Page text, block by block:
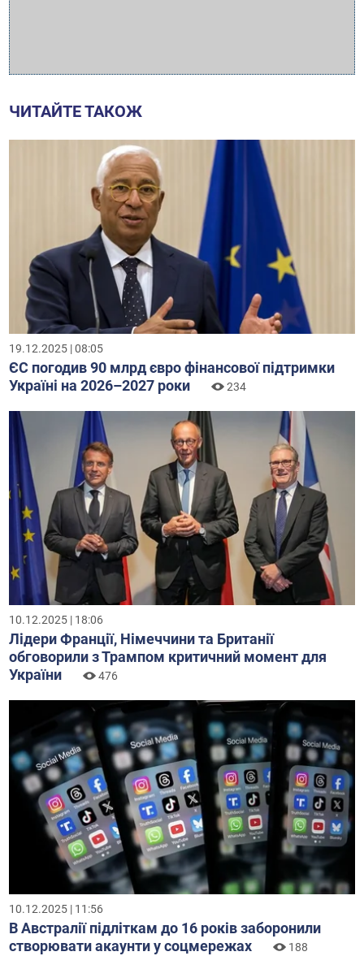
ЧИТАЙТЕ ТАКОЖ
19.12.2025 | 08:05
ЄС погодив 90 млрд євро фінансової підтримки
Україні на 2026–2027 роки
234
10.12.2025 | 18:06
Лідери Франції, Німеччини та Британії
обговорили з Трампом критичний момент для
України
476
10.12.2025 | 11:56
В Австралії підліткам до 16 років заборонили
створювати акаунти у соцмережах
188